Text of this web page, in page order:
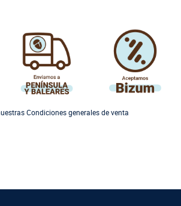
Condiciones generales de venta